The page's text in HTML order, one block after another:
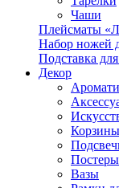
Чаши
Плейсматы
Набор ножей
Подставка
Декор
Корзины
Постеры
Вазы